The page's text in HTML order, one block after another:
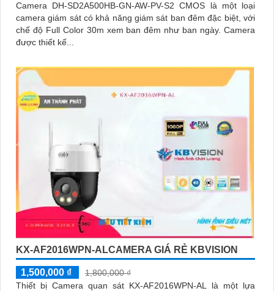
Camera DH-SD2A500HB-GN-AW-PV-S2 CMOS là một loại
camera giám sát có khả năng giám sát ban đêm đặc biệt, với
chế độ Full Color 30m xem ban đêm như ban ngày. Camera
được thiết kế...
KX-AF2016WPN-ALCAMERA GIÁ RẺ KBVISION
1,500,000 ₫
1,800,000 ₫
Thiết bị Camera quan sát KX-AF2016WPN-AL là một lựa